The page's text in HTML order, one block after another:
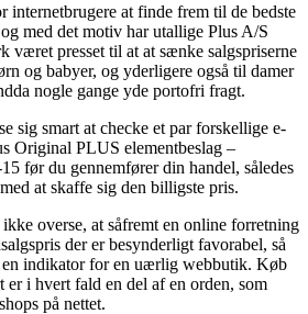
internetbrugere at finde frem til de bedste
med det motiv har utallige Plus A/S
været presset til at at sænke salgspriserne
og babyer, og yderligere også til damer
nogle gange yde portofri fragt.
sig smart at checke et par forskellige e-
Original PLUS elementbeslag –
før du gennemfører din handel, således
at skaffe sig den billigste pris.
overse, at såfremt en online forretning
der er besynderligt favorabel, så
en indikator for en uærlig webbutik. Køb
er i hvert fald en del af en orden, som
på nettet.